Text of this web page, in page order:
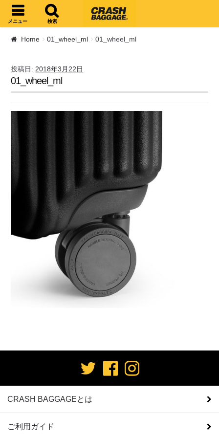
ナビゲーションへスキップ
コンテンツへスキップ
メニュー 検索
Home 01_wheel_ml 01_wheel_ml
投稿日: 2018年3月22日
01_wheel_ml
CRASH BAGGAGEとは
ご利用ガイド